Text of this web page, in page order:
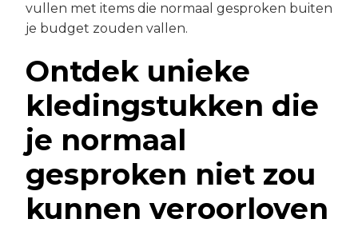
vullen met items die normaal gesproken buiten
je budget zouden vallen.
Ontdek unieke
kledingstukken die
je normaal
gesproken niet zou
kunnen veroorloven